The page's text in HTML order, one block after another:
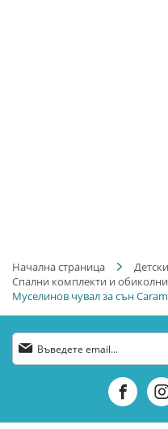
Начална страница
Спални комплекти и
Муселинов чувал за сън
Абонирай
се
бюлетин: